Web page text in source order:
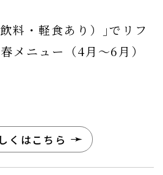
料・軽食あり）｣でリフ
メニュー（4月〜6月）
くはこちら